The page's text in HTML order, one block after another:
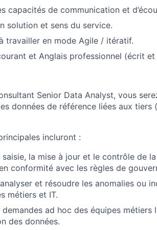
capacités de communication et
solution et sens du service.
travailler en mode Agile / itératif.
et Anglais professionnel (écrit et
Senior Data Analyst, vous
données de référence liées aux tiers
incluront :
saisie, la mise à jour et le contrôle de
conformité avec les règles de
et résoudre les anomalies ou
métiers et IT.
ad hoc des équipes métiers
des données.